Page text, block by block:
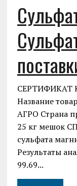
СЕРТИФИКАТ
Название
АГРО Страна
25 кг мешок
сульфата
Результаты
99.69...